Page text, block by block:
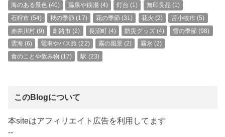
海のある景色(40) 温泉や銭湯(4) 灯台 (1) 無印良品 (1)
石狩市(54) 秋の季節 (17) 花の季節 (31) 花火 (2) 苫小牧市 (5)
赤井川村(9) 釧路市 (2) 長沼町(4) 防災グッズ(4) 雪の季節 (98)
雲海(6) 電車やバス旅 (22) 霧の風景 (2) 霧氷 (2)
食のことや飲み物 (17) 駅 (23)
このBlogについて
本siteはアフィリエイト広告を利用してます
--